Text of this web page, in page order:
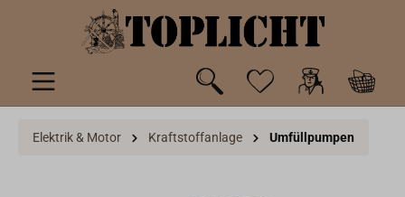
springen
Elektrik & Motor Kraftstoffanlage Umfüllpumpen